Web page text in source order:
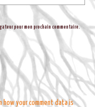
pour mon prochain commentaire.
how your comment data is